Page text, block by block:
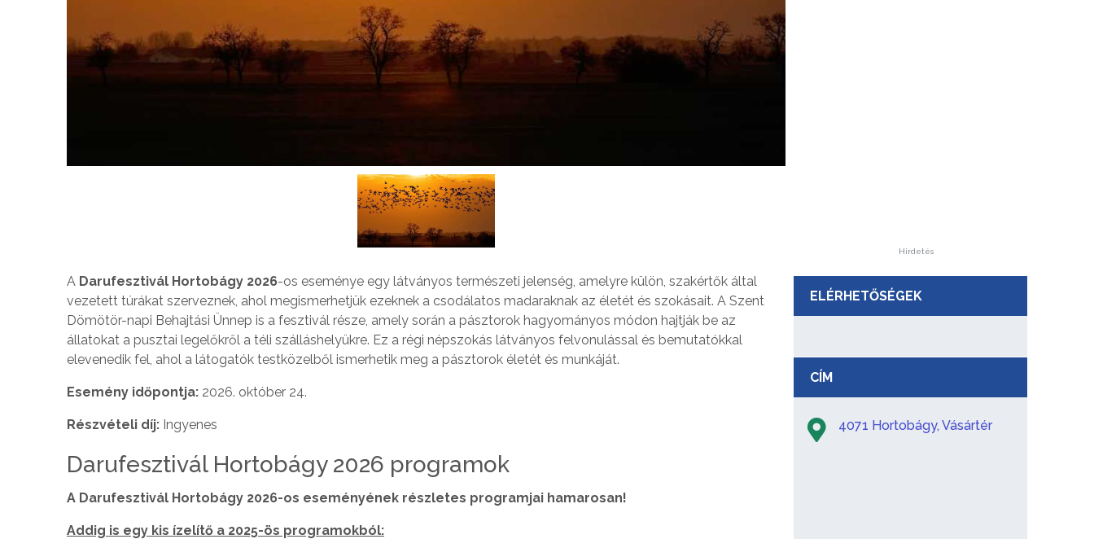
A Darufesztivál Hortobágy 2026-os eseménye egy látványos természeti jelenség, amelyre külön, szakértők által
vezetett túrákat szerveznek, ahol megismerhetjük ezeknek a csodálatos madaraknak az életét és szokásait. A Szent
Dömötör-napi Behajtási Ünnep is a fesztivál része, amely során a pásztorok hagyományos módon hajtják be az
állatokat a pusztai legelőkről a téli szálláshelyükre. Ez a régi népszokás látványos felvonulással és bemutatókkal
elevenedik fel, ahol a látogatók testközelből ismerhetik meg a pásztorok életét és munkáját.
Esemény időpontja: 2026. október 24.
Részvételi díj: Ingyenes
Darufesztivál Hortobágy 2026 programok
A Darufesztivál Hortobágy 2026-os eseményének részletes programjai hamarosan!
Addig is egy kis ízelítő a 2025-ös programokból:
Hirdetés
ELÉRHETŐSÉGEK
CÍM
4071 Hortobágy, Vásártér